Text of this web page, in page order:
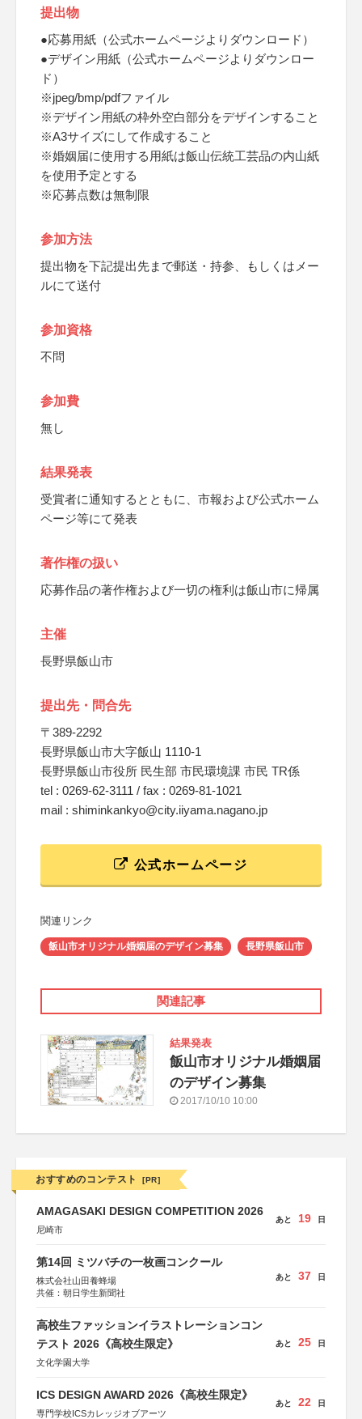
提出物
●応募用紙（公式ホームページよりダウンロード）
●デザイン用紙（公式ホームページよりダウンロー
ド）
※jpeg/bmp/pdfファイル
※デザイン用紙の枠外空白部分をデザインすること
※A3サイズにして作成すること
※婚姻届に使用する用紙は飯山伝統工芸品の内山紙
を使用予定とする
※応募点数は無制限
参加方法
提出物を下記提出先まで郵送・持参、もしくはメー
ルにて送付
参加資格
不問
参加費
無し
結果発表
受賞者に通知するとともに、市報および公式ホーム
ページ等にて発表
著作権の扱い
応募作品の著作権および一切の権利は飯山市に帰属
主催
長野県飯山市
提出先・問合先
〒389-2292
長野県飯山市大字飯山 1110‐1
長野県飯山市役所 民生部 市民環境課 市民 TR係
tel : 0269-62-3111 / fax : 0269-81-1021
mail : shiminkankyo@city.iiyama.nagano.jp
公式ホームページ
関連リンク
飯山市オリジナル婚姻届のデザイン募集 長野県飯山市
関連記事
結果発表
飯山市オリジナル婚姻届
のデザイン募集
2017/10/10 10:00
おすすめのコンテスト [PR]
AMAGASAKI DESIGN COMPETITION 2026
尼崎市
あと 19 日
第14回 ミツバチの一枚画コンクール
株式会社山田養蜂場
共催：朝日学生新聞社
あと 37 日
高校生ファッションイラストレーションコン
テスト 2026《高校生限定》
文化学園大学
あと 25 日
ICS DESIGN AWARD 2026《高校生限定》
専門学校ICSカレッジオブアーツ
あと 22 日